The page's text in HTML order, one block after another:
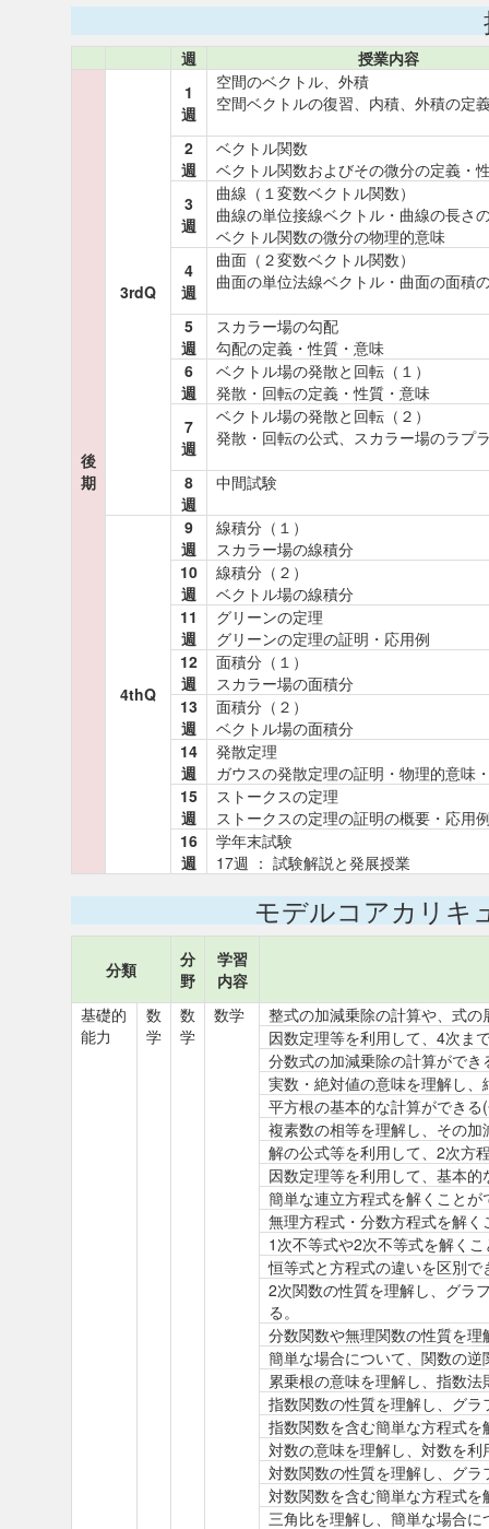
週 授業内容
後
期
3rdQ
1
週
空間のベクトル、外積
空間ベクトルの復習、内積、外積の定
2
週
ベクトル関数
ベクトル関数およびその微分の定義・
3
週
曲線（１変数ベクトル関数）
曲線の単位接線ベクトル・曲線の長さ
ベクトル関数の微分の物理的意味
4
週
曲面（２変数ベクトル関数）
曲面の単位法線ベクトル・曲面の面積
5
週
スカラー場の勾配
勾配の定義・性質・意味
6
週
ベクトル場の発散と回転（１）
発散・回転の定義・性質・意味
7
週
ベクトル場の発散と回転（２）
発散・回転の公式、スカラー場のラプ
8
週
中間試験
4thQ
9
週
線積分（１）
スカラー場の線積分
10
週
線積分（２）
ベクトル場の線積分
11
週
グリーンの定理
グリーンの定理の証明・応用例
12
週
面積分（１）
スカラー場の面積分
13
週
面積分（２）
ベクトル場の面積分
14
週
発散定理
ガウスの発散定理の証明・物理的意味
15
週
ストークスの定理
ストークスの定理の証明の概要・応用
16
週
学年末試験
17週 ： 試験解説と発展授業
モデルコアカリキ
分類
分
野
学習
内容
基礎的
能力
数
学
数
学
数学
整式の加減乗除の計算や、式の
因数定理等を利用して、4次ま
分数式の加減乗除の計算ができ
実数・絶対値の意味を理解し
平方根の基本的な計算ができ
複素数の相等を理解し、その
解の公式等を利用して、2次方
因数定理等を利用して、基本
簡単な連立方程式を解くことが
無理方程式・分数方程式を解く
1次不等式や2次不等式を解く
恒等式と方程式の違いを区別で
2次関数の性質を理解し、グラ
る。
分数関数や無理関数の性質を
簡単な場合について、関数の
累乗根の意味を理解し、指数
指数関数の性質を理解し、グ
指数関数を含む簡単な方程式
対数の意味を理解し、対数を
対数関数の性質を理解し、グ
対数関数を含む簡単な方程式
三角比を理解し、簡単な場合